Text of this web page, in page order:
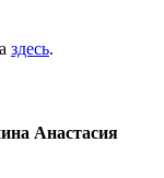
здесь.
Анастасия